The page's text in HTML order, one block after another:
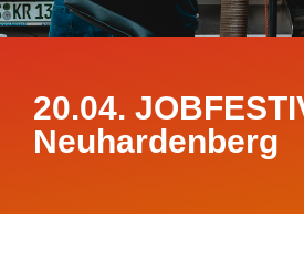
20.04.
Neuhardenberg